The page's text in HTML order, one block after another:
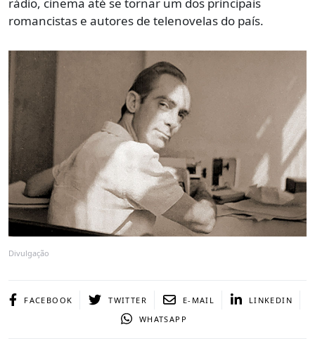
romancistas e autores de telenovelas do país.
Divulgação
FACEBOOK TWITTER E-MAIL
LINKEDIN
WHATSAPP